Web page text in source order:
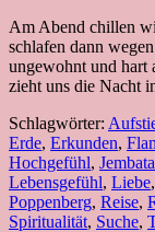
Am Abend chillen
schlafen dann
ungewohnt und hart
zieht uns die Nacht
Schlagwörter:
Erde, Erkunden,
Hochgefühl,
Lebensgefühl, Liebe,
Poppenberg, Reise,
Spiritualität, Suche,